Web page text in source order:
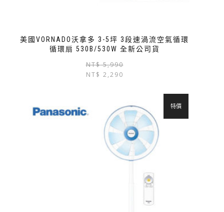
美國VORNADO沃拿多 3-5坪 3段速渦流空氣循環
循環扇 530B/530W 全新公司貨
NT$5,990
NT$ 2,290
特價